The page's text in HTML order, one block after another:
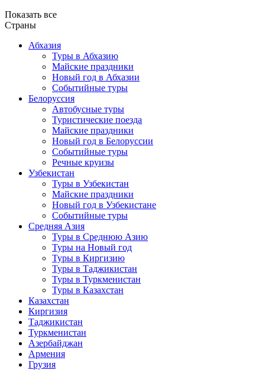
Показать все
Страны
Абхазия
Туры в Абхазию
Майские праздники
Новый год в Абхазии
Событийные туры
Белоруссия
Автобусные туры
Туристические поезда
Майские праздники
Новый год в Белоруссии
Событийные туры
Речные круизы
Узбекистан
Туры в Узбекистан
Майские праздники
Новый год в Узбекистане
Событийные туры
Средняя Азия
Туры в Среднюю Азию
Туры на Новый год
Туры в Киргизию
Туры в Таджикистан
Туры в Туркменистан
Туры в Казахстан
Казахстан
Киргизия
Таджикистан
Туркменистан
Азербайджан
Армения
Грузия